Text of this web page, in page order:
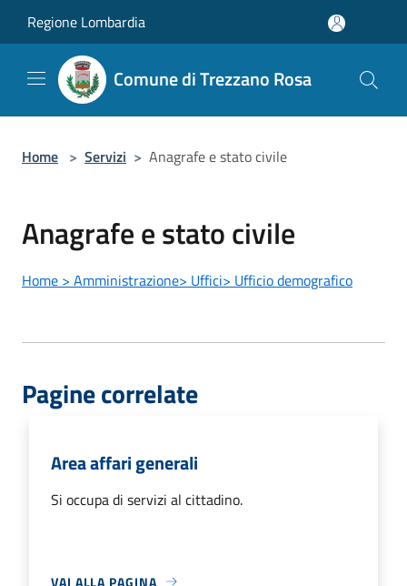
Regione Lombardia
Comune di Trezzano Rosa
Home > Servizi > Anagrafe e stato civile
Anagrafe e stato civile
Home > Amministrazione> Uffici> Ufficio demografico
Pagine correlate
Area affari generali
Si occupa di servizi al cittadino.
VAI ALLA PAGINA